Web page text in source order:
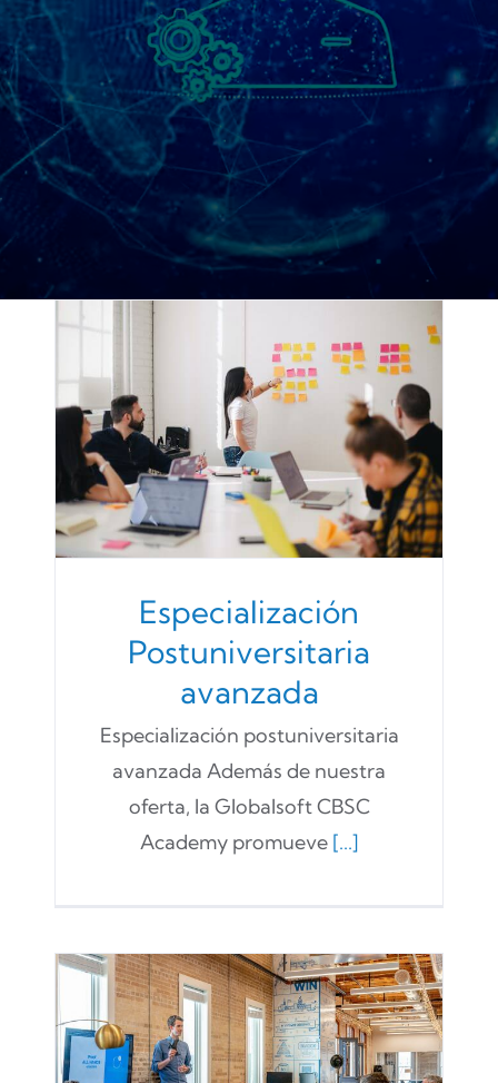
Especialización
Postuniversitaria
avanzada
Especialización postuniversitaria
avanzada Además de nuestra
oferta, la Globalsoft CBSC
Academy promueve [...]